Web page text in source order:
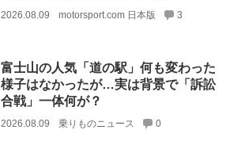
2026.08.09 motorsport.com 日本版 3
富士山の人気「道の駅」何も変わった
様子はなかったが…実は背景で「訴訟
合戦」一体何が？
2026.08.09 乗りものニュース 0